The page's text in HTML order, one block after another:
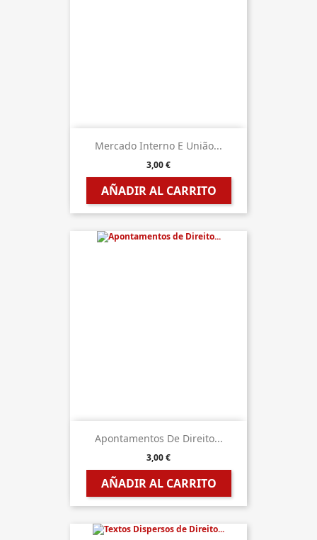
Mercado Interno E União...
3,00 €
AÑADIR AL CARRITO
Apontamentos De Direito...
3,00 €
AÑADIR AL CARRITO